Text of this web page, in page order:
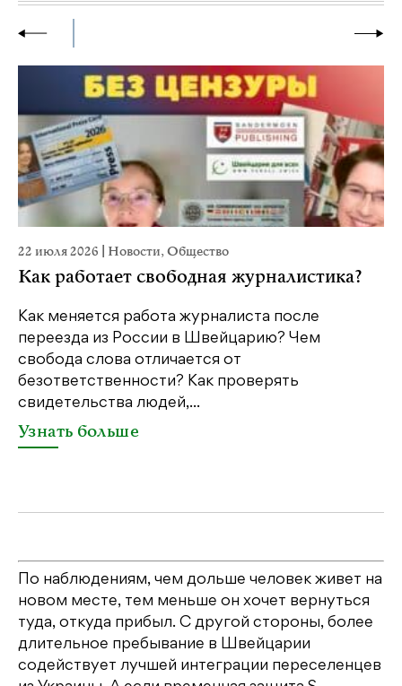
22 июля 2026 Новости,Общество
Как работает свободная журналистика?
Как меняется работа журналиста после
переезда из России в Швейцарию? Чем
свобода слова отличается от
безответственности? Как проверять
свидетельства людей,...
Узнать больше
По наблюдениям, чем дольше человек живет на
новом месте, тем меньше он хочет вернуться
туда, откуда прибыл. С другой стороны, более
длительное пребывание в Швейцарии
содействует лучшей интеграции переселенцев